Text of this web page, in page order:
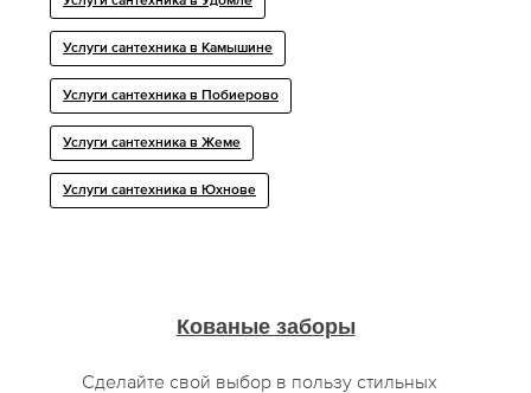
Услуги сантехника в Камышине
Услуги сантехника в Побиерово
Услуги сантехника в Жеме
Услуги сантехника в Юхнове
Кованые заборы
Сделайте свой выбор в пользу стильных